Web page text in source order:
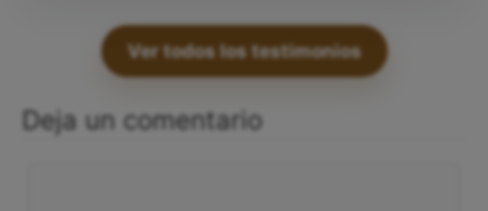
Ver todos los testimonios
Deja un comentario